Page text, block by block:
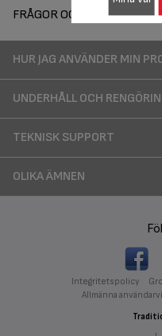
FRÅGOR OCH SVAR
HUR JAG ANVÄNDER MIN
UNDERHÅLL OCH
TEKNISK SUPPORT
OLIKA ÄMNEN
Integritetspolicy
Allmänna